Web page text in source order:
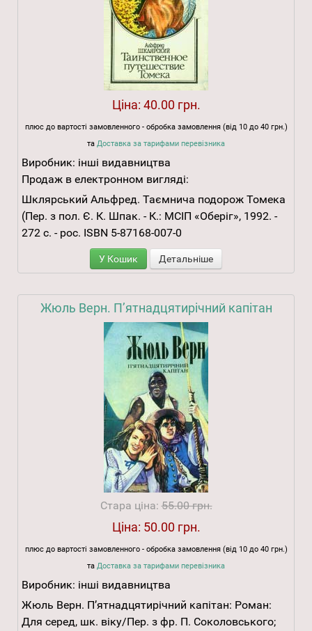
Ціна: 40.00 грн.
плюс до вартості замовленного - обробка замовлення (від 10 до 40 грн.)
та Доставка за тарифами перевізника
Виробник: інші видавництва
Продаж в електронном вигляді:
Шклярський Альфред. Таємнича подорож Томека
(Пер. з пол. Є. К. Шпак. - К.: МСІП «Оберіг», 1992. -
272 с. - рос. ISBN 5-87168-007-0
У Кошик Детальніше
Жюль Верн. П’ятнадцятирічний капітан
Стара ціна:55.00 грн.
Ціна: 50.00 грн.
плюс до вартості замовленного - обробка замовлення (від 10 до 40 грн.)
та Доставка за тарифами перевізника
Виробник: інші видавництва
Жюль Верн. П’ятнадцятирічний капітан: Роман:
Для серед, шк. віку/Пер. з фр. П. Соколовського;